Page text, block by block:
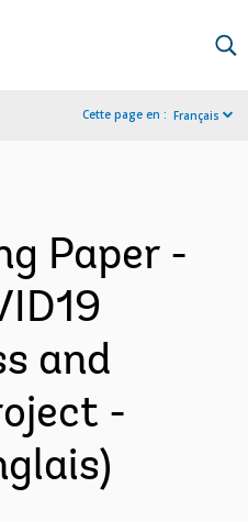
Cette page en : Français
Paper -
and
-